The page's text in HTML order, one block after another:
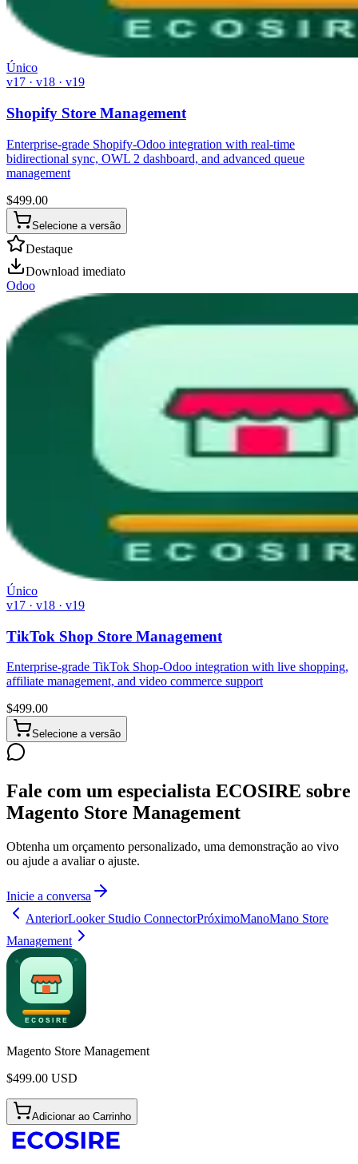
Único
v17 · v18 · v19
Shopify Store Management
Enterprise-grade Shopify-Odoo integration with real-time
bidirectional sync, OWL 2 dashboard, and advanced queue
management
$499.00
Selecione a versão
Destaque
Download imediato
Odoo
Único
v17 · v18 · v19
TikTok Shop Store Management
Enterprise-grade TikTok Shop-Odoo integration with live shopping,
affiliate management, and video commerce support
$499.00
Selecione a versão
Fale com um especialista ECOSIRE sobre
Magento Store Management
Obtenha um orçamento personalizado, uma demonstração ao vivo
ou ajude a avaliar o ajuste.
Inicie a conversa
AnteriorLooker Studio ConnectorPróximoManoMano Store
Management
Magento Store Management
$499.00 USD
Adicionar ao Carrinho